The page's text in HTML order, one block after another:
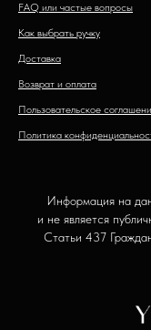
FAQ или частые вопросы
Как выбрать ручку
Доставка
Возврат и оплата
Пользовательское
Политика
Информация на
и не является
Статьи 437